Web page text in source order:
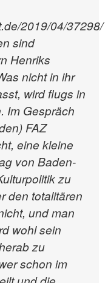
2019/04/37298/
sind
Henriks
nicht in ihr
wird flugs in
Im Gespräch
FAZ
eine kleine
von Baden-
zu
den totalitären
und man
wohl sein
zu
schon im